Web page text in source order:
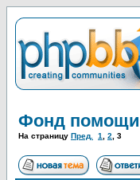
Фонд помощи
На страницу Пред. 1 2 3